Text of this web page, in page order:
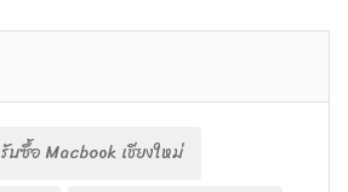
รับซื้อ Macbook เชียงใหม่